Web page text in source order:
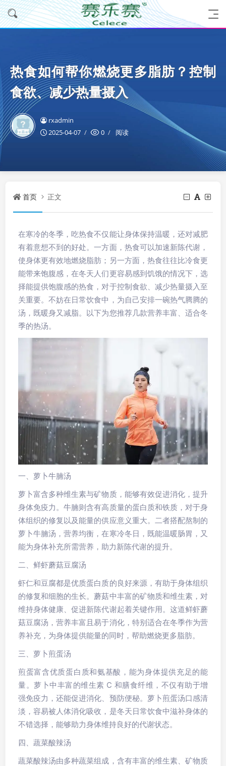
热食如何帮你燃烧更多脂肪？控制
食欲、减少热量摄入
rxadmin
2025-04-07
0 阅读
首页 正文
在寒冷的冬季，吃热食不仅能让身体保持温暖，还对减肥
有着意想不到的好处。一方面，热食可以加速新陈代谢，
使身体更有效地燃烧脂肪；另一方面，热食往往比冷食更
能带来饱腹感，在冬天人们更容易感到饥饿的情况下，选
择能提供饱腹感的热食，对于控制食欲、减少热量摄入至
关重要。不妨在日常饮食中，为自己安排一碗热气腾腾的
汤，既暖身又减脂。以下为您推荐几款营养丰富、适合冬
季的热汤。
一、萝卜牛腩汤
萝卜富含多种维生素与矿物质，能够有效促进消化，提升
身体免疫力。牛腩则含有高质量的蛋白质和铁质，对于身
体组织的修复以及能量的供应意义重大。二者搭配熬制的
萝卜牛腩汤，营养均衡，在寒冷冬日，既能温暖肠胃，又
能为身体补充所需营养，助力新陈代谢的提升。
二、鲜虾蘑菇豆腐汤
虾仁和豆腐都是优质蛋白质的良好来源，有助于身体组织
的修复和细胞的生长。蘑菇中丰富的矿物质和维生素，对
维持身体健康、促进新陈代谢起着关键作用。这道鲜虾蘑
菇豆腐汤，营养丰富且易于消化，特别适合在冬季作为营
养补充，为身体提供能量的同时，帮助燃烧更多脂肪。
三、萝卜煎蛋汤
煎蛋富含优质蛋白质和氨基酸，能为身体提供充足的能
量。萝卜中丰富的维生素 C 和膳食纤维，不仅有助于增
强免疫力，还能促进消化、预防便秘。萝卜煎蛋汤口感清
淡，容易被人体消化吸收，是冬天日常饮食中滋补身体的
不错选择，能够助力身体维持良好的代谢状态。
四、蔬菜酸辣汤
蔬菜酸辣汤由多种蔬菜组成，含有丰富的维生素、矿物质